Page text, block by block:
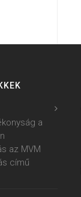
a
az MVM
című